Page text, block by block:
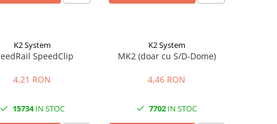
K2 System
SpeedClip
4,21 RON
15734IN STOC
K2 System
MK2 (doar cu S/D-Dome)
4,46 RON
7702 IN STOC